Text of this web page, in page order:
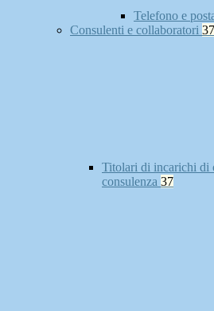
Telefono e
Consulenti e collaboratori 37
Titolari di incarichi di
consulenza 37